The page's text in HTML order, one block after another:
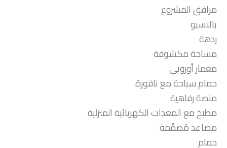
مرافق المشروع
بالاسيو
ردهة
مساحة مكشوفة
معمار أوروبي
حمام سباحة مع نافورة
منصة رفاهية
مطبخ مع المعدات الكهربائية المنزلية
مصاعد مُصمَّمة
حمام